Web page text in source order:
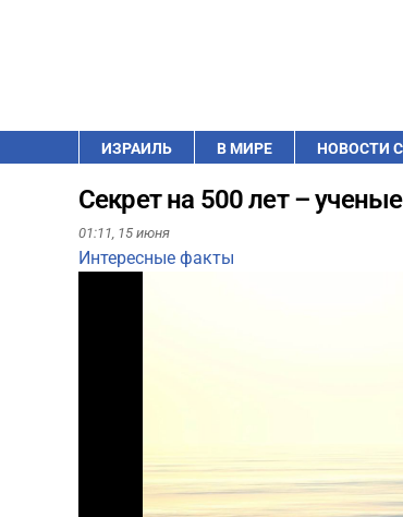
ИЗРАИЛЬ В МИРЕ НОВОСТИ
Секрет на 500 лет –
01:11, 15 июня
Интересные факты